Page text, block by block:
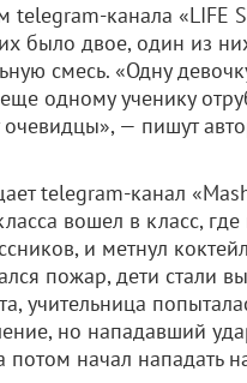
канала «LIFE
было двое, один из
смесь. «Одну
одному ученику
— пишут
telegram-канал
вошел в класс,
и метнул
пожар, дети стали
учительница
но нападавший
потом начал нападать